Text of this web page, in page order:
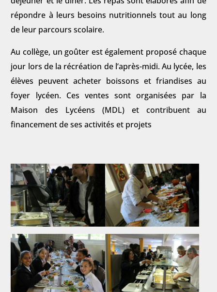
répondre à leurs besoins nutritionnels tout au long
de leur parcours scolaire.
Au collège, un goûter est également proposé chaque
jour lors de la récréation de l’après-midi. Au lycée, les
élèves peuvent acheter boissons et friandises au
foyer lycéen. Ces ventes sont organisées par la
Maison des Lycéens (MDL) et contribuent au
financement de ses activités et projets